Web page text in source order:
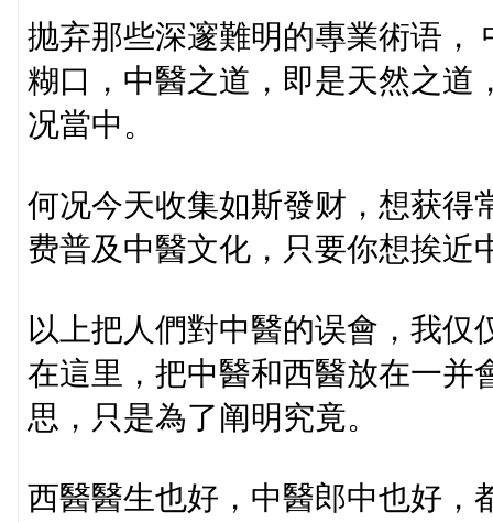
抛弃那些深邃難明的專業術语，
糊口，中醫之道，即是天然之道
况當中。
何况今天收集如斯發财，想获得
费普及中醫文化，只要你想挨近
以上把人們對中醫的误會，我
在這里，把中醫和西醫放在一并
思，只是為了阐明究竟。
西醫醫生也好，中醫郎中也好，